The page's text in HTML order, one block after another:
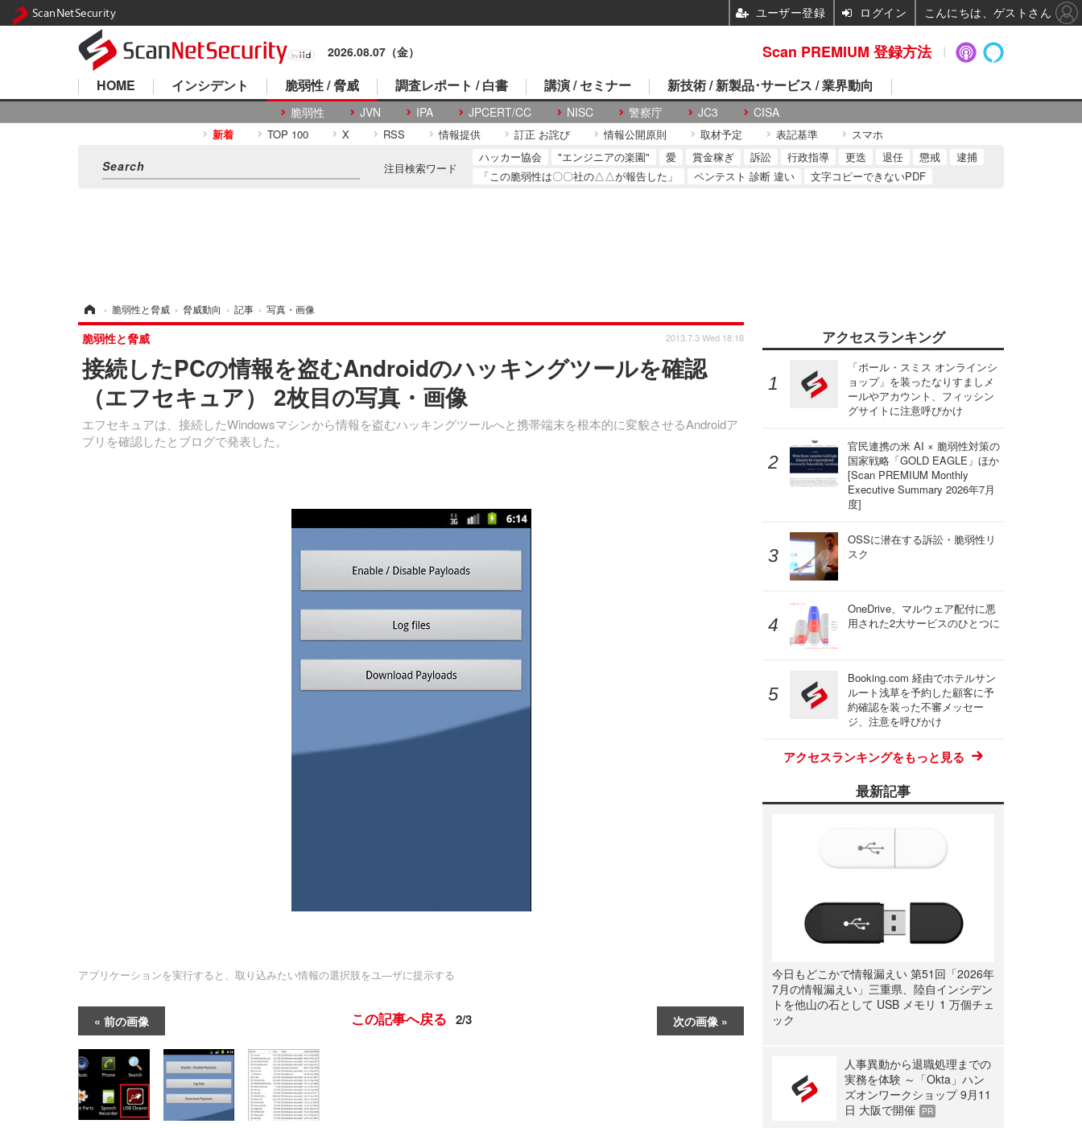
2026.08.07（金）
HOME インシデント 脆弱性 / 脅威
脆弱性 JVN IPA JPCERT/CC NISC 警察庁 JC3 CISA
調査レポート / 白書 講演 / セミナー 新技術 / 新製品･サービス / 業界動向
新着 TOP 100 X RSS 情報提供 訂正 お詫び 情報公開原則 取材予定 表記基準 スマホ
注目検索ワード
ハッカー協会 "エンジニアの楽園" 愛 賞金稼ぎ 訴訟 行政指導 更迭 退任 懲戒
逮捕
「この脆弱性は〇〇社の△△が報告した」
ペンテスト 診断 違い 文字コピーできないPDF
› 脆弱性と脅威 › 脅威動向 › 記事 › 写真・画像
接続したPCの情報を盗むAndroidのハッキングツールを確認
（エフセキュア） 2枚目の写真・画像
エフセキュアは、接続したWindowsマシンから情報を盗むハッキングツールへと携帯端末を根本的に変貌させるAndroidア
プリを確認したとブログで発表した。
脆弱性と脅威 2013.7.3 Wed 18:18
アプリケーションを実行すると、取り込みたい情報の選択肢をユ―ザに提示する
前の画像 次の画像
この記事へ戻る 2/3
アクセスランキング
「ポール・スミス オンラインシ
ョップ」を装ったなりすましメ
ールやアカウント、フィッシン
グサイトに注意呼びかけ
官民連携の米 AI × 脆弱性対策の
国家戦略「GOLD EAGLE」ほか
[Scan PREMIUM Monthly
Executive Summary 2026年7月
度]
OSSに潜在する訴訟・脆弱性リ
スク
OneDrive、マルウェア配付に悪
用された2大サービスのひとつに
Booking.com 経由でホテルサン
ルート浅草を予約した顧客に予
約確認を装った不審メッセー
ジ、注意を呼びかけ
アクセスランキングをもっと見る
最新記事
今日もどこかで情報漏えい 第51回「2026年
7月の情報漏えい」三重県、陸自インシデン
トを他山の石として USB メモリ 1 万個チェ
ック
人事異動から退職処理までの
実務を体験 ～「Okta」ハン
ズオンワークショップ 9月11
日 大阪で開催
PR
Scan PREMIUM 登録方法
ScanNetSecurity ユーザー登録 ログイン こんにちは、ゲストさん